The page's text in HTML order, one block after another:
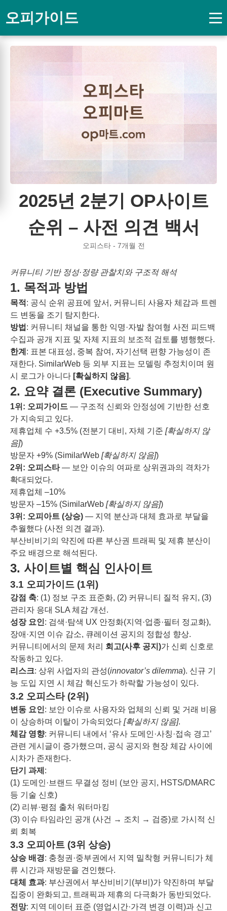
오피가이드
2025년 2분기 OP사이트
순위 – 사전 의견 백서
오피스타 - 7개월 전
커뮤니티 기반 정성·정량 관찰치와 구조적 해석
1. 목적과 방법
목적 : 공식 순위 공표에 앞서, 커뮤니티 사용자 체감과 트렌
드 변동을 조기 탐지한다.
방법 : 커뮤니티 채널을 통한 익명·자발 참여형 사전 피드백
수집과 공개 지표 및 자체 지표의 보조적 검토를 병행했다.
한계 : 표본 대표성, 중복 참여, 자기선택 편향 가능성이 존
재한다. SimilarWeb 등 외부 지표는 모델링 추정치이며 원
시 로그가 아니다 [확실하지 않음].
2. 요약 결론 (Executive Summary)
1위: 오피가이드 — 구조적 신뢰와 안정성에 기반한 선호
가 지속되고 있다.
제휴업체 수 +3.5% (전분기 대비, 자체 기준 [확실하지 않
음])
방문자 +9% (SimilarWeb [확실하지 않음])
2위: 오피스타— 보안 이슈의 여파로 상위권과의 격차가
확대되었다.
제휴업체 –10%
방문자 –15% (SimilarWeb [확실하지 않음])
3위: 오피아트 (상승) — 지역 분산과 대체 효과로 부달을
추월했다 (사전 의견 결과).
부산비비기의 약진에 따른 부산권 트래픽 및 제휴 분산이
주요 배경으로 해석된다.
3. 사이트별 핵심 인사이트
3.1 오피가이드 (1위)
강점 축: (1) 정보 구조 표준화, (2) 커뮤니티 질적 유지, (3)
관리자 응대 SLA 체감 개선.
성장 요인: 검색·탐색 UX 안정화(지역·업종·필터 정교화),
장애·지연 이슈 감소, 큐레이션 공지의 정합성 향상.
커뮤니티에서의 문제 처리 회고(사후 공지)가 신뢰 신호로
작동하고 있다.
리스크: 상위 사업자의 관성(innovator’s dilemma). 신규 기
능 도입 지연 시 체감 혁신도가 하락할 가능성이 있다.
3.2 오피스타 (2위)
변동 요인: 보안 이슈로 사용자와 업체의 신뢰 및 거래 비용
이 상승하며 이탈이 가속되었다 [확실하지 않음].
체감 영향: 커뮤니티 내에서 ‘유사 도메인·사칭·접속 경고’
관련 게시글이 증가했으며, 공식 공지와 현장 체감 사이에
시차가 존재한다.
단기 과제 :
(1) 도메인·브랜드 무결성 정비 (보안 공지, HSTS/DMARC
등 기술 신호)
(2) 리뷰·평점 출처 워터마킹
(3) 이슈 타임라인 공개 (사건 → 조치 → 검증)로 가시적 신
뢰 회복
3.3 오피아트 (3위 상승)
상승 배경: 충청권·중부권에서 지역 밀착형 커뮤니티가 체
류 시간과 재방문을 견인했다.
대체 효과: 부산권에서 부산비비기(부비)가 약진하며 부달
집중이 완화되고, 트래픽과 제휴의 다극화가 동반되었다.
전망: 지역 데이터 표준 (영업시간·가격 변경 이력)과 신고